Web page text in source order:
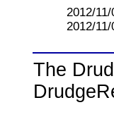
2012/
2012/
The